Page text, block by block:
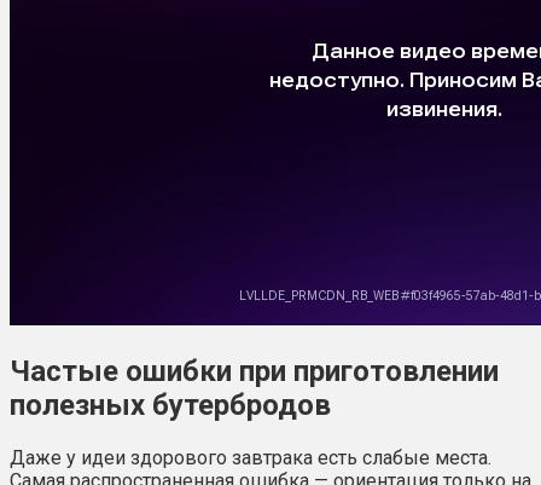
Частые ошибки при приготовлении
полезных бутербродов
Даже у идеи здорового завтрака есть слабые места.